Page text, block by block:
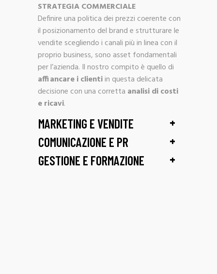
STRATEGIA COMMERCIALE
Definire una politica dei prezzi coerente con
il posizionamento del brand e strutturare le
vendite scegliendo i canali più in linea con il
proprio business, sono asset fondamentali
per l’azienda. Il nostro compito è quello di
affiancare i clientiin questa delicata
decisione con una corretta analisi di costi
e ricavi.
MARKETING E VENDITE
+
COMUNICAZIONE E PR
+
GESTIONE E FORMAZIONE
+